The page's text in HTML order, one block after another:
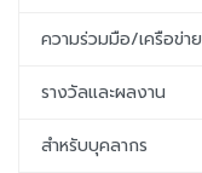
ความร่วมมือ/เครือข่าย
รางวัลและผลงาน
สำหรับบุคลากร